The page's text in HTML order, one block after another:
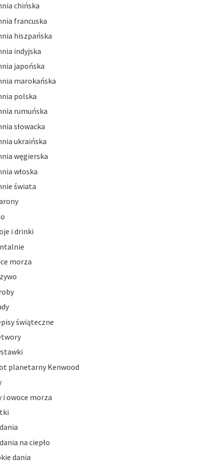
chińska
francuska
hiszpańska
indyjska
japońska
marokańska
polska
rumuńska
słowacka
ukraińska
węgierska
włoska
świata
i drinki
morza
świąteczne
planetarny Kenwood
i owoce morza
na ciepło
dania